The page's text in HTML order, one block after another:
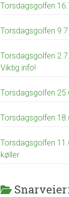
Torsdagsgolfen
Torsdagsgolfen
Torsdagsgolfen
Viktig info!
Torsdagsgolfen
Torsdagsgolfen
Torsdagsgolfen
køller
Snarveier: